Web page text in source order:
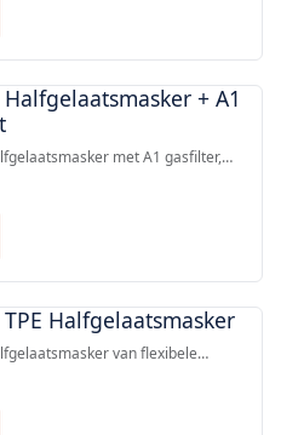
+ A1
met A1 gasfilter,
gecertificeerd.
Halfgelaatsmasker
van flexibele
tegen gassen, dampen, stof,
volgens EN 140:1998.